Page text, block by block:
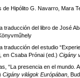
de Hipólito G. Navarro, Mara
traducción del libro de José
traducción del estudio
en Csaba Prónai (ed.) Cigány
“La presencia en el mundo.
Cigány világok Európában ,